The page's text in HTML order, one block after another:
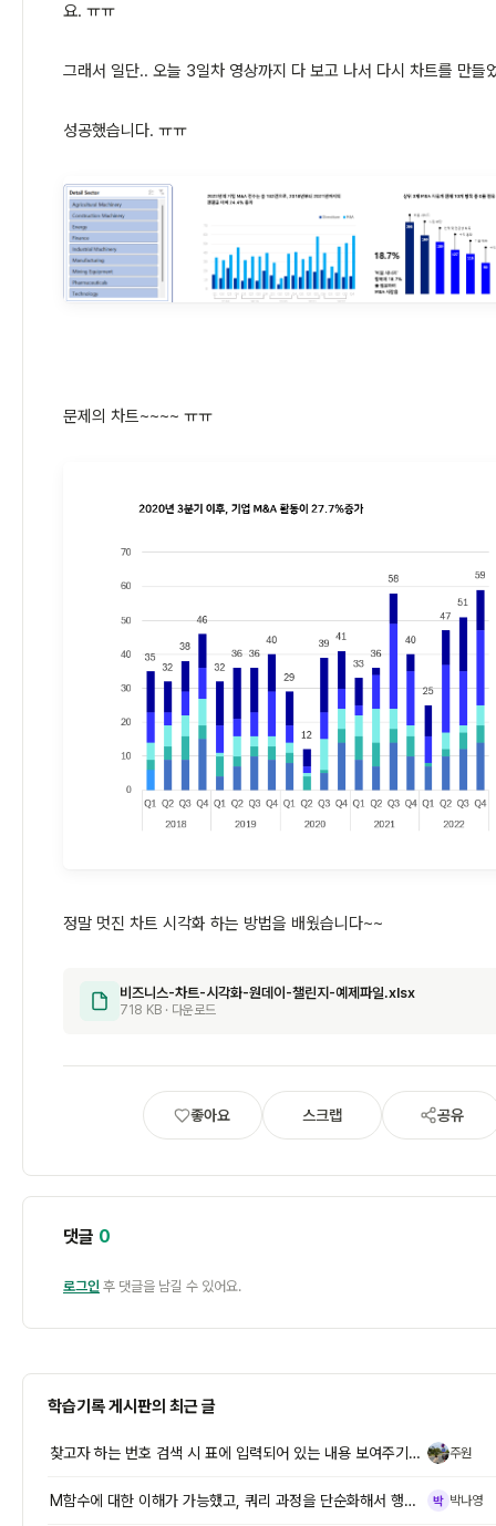
요. ㅠㅠ
그래서 일단.. 오늘 3일차 영상까지 다 보고 나서 다시 차트를 만들
성공했습니다. ㅠㅠ
문제의 차트~~~~ ㅠㅠ
정말 멋진 차트 시각화 하는 방법을 배웠습니다~~
비즈니스-차트-시각화-원데이-챌린지-예제파일.xlsx
718 KB · 다운로드
좋아요 스크랩 공유
댓글 0
로그인 후 댓글을 남길 수 있어요.
학습기록 게시판의 최근 글
찾고자 하는 번호 검색 시 표에 입력되어 있는 내용 보여주기> 필터로 조 주 주원
M함수에 대한 이해가 가능했고, 쿼리 과정을 단순화해서 행삭제,머리글로 박 박나영